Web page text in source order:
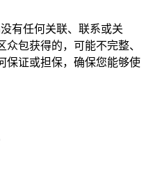
没有任何关联、联系或关
包获得的，可能不完整、
保证或担保，确保您能够使